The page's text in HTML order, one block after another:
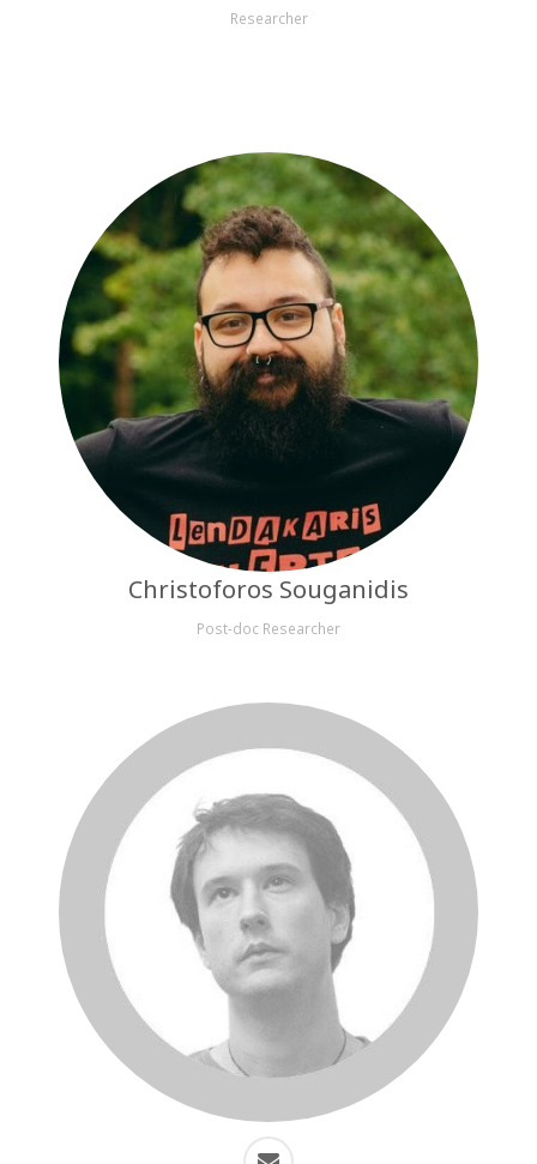
Researcher
Christoforos Souganidis
Post-doc Researcher